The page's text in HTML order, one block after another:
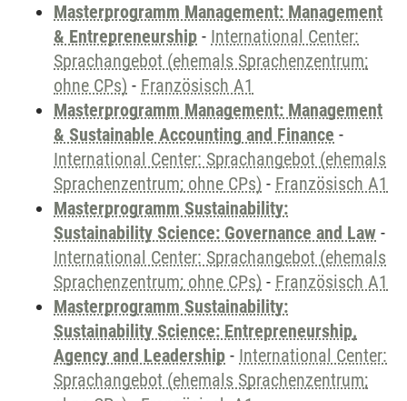
Masterprogramm Management: Management
& Entrepreneurship - International Center:
Sprachangebot (ehemals Sprachenzentrum;
ohne CPs) - Französisch A1
Masterprogramm Management: Management
& Sustainable Accounting and Finance -
International Center: Sprachangebot (ehemals
Sprachenzentrum; ohne CPs) - Französisch A1
Masterprogramm Sustainability:
Sustainability Science: Governance and Law -
International Center: Sprachangebot (ehemals
Sprachenzentrum; ohne CPs) - Französisch A1
Masterprogramm Sustainability:
Sustainability Science: Entrepreneurship,
Agency and Leadership - International Center:
Sprachangebot (ehemals Sprachenzentrum;